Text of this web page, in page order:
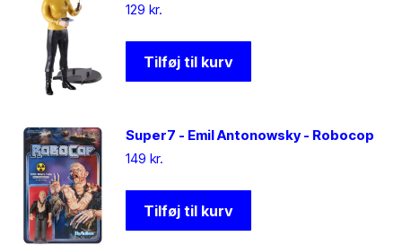
129 kr.
Tilføj til kurv
Super7 - Emil Antonowsky - Robocop
149 kr.
Tilføj til kurv